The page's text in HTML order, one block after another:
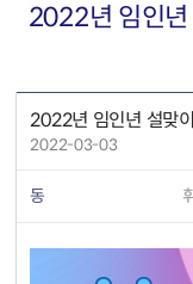
2022년 임인년
2022년 임인년 설맞이
2022-03-03
동